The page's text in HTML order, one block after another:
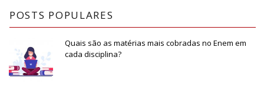
POSTS POPULARES
Quais são as matérias mais cobradas no Enem em
cada disciplina?